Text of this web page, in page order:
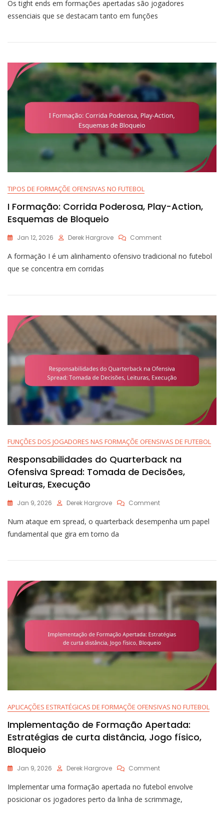
Do
Formação
Versatilidade
Os tight ends em formações apertadas são jogadores
essenciais que se destacam tanto em funções
TIPOS DE FORMAÇÕE OFENSIVAS NO FUTEBOL
I Formação: Corrida Poderosa, Play-Action,
Esquemas de Bloqueio
Jan 12, 2026 Derek Hargrove CommentOn
Formação:
Action,
Bloqueio
A formação I é um alinhamento ofensivo tradicional no futebol
que se concentra em corridas
FUNÇÕES DOS JOGADORES NAS FORMAÇÕE OFENSIVAS DE FUTEBOL
Responsabilidades do Quarterback na
Ofensiva Spread: Tomada de Decisões,
Leituras, Execução
Jan 9, 2026 Derek Hargrove CommentOn
Do
Spread:
Decisões,
Leituras,
Execução
Num ataque em spread, o quarterback desempenha um papel
fundamental que gira em torno da
APLICAÇÕES ESTRATÉGICAS DE FORMAÇÕE OFENSIVAS NO FUTEBOL
Implementação de Formação Apertada:
Estratégias de curta distância, Jogo físico,
Bloqueio
Jan 9, 2026 Derek Hargrove CommentOn
De
Formação
Apertada:
Implementar uma formação apertada no futebol envolve
posicionar os jogadores perto da linha de scrimmage,